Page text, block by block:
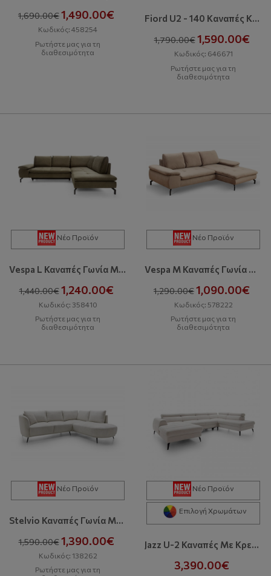
1,690.00€1,490.00€
Κωδικός: 458254
Ρωτήστε μας για τη
διαθεσιμότητα
Fiord U2 - 140 Kαναπές Κρεβάτι Σε Σχήμα Π Με Αποθηκευτικό Χώρο
1,790.00€ 1,590.00€
Κωδικός: 646671
Ρωτήστε μας για τη
διαθεσιμότητα
Νέο Προϊόν
Vespa L Καναπές Γωνία Με Κρεβάτι Και Αποθηκευτικό Χώρο
1,440.00€ 1,240.00€
Κωδικός: 358410
Ρωτήστε μας για τη
διαθεσιμότητα
Νέο Προϊόν
Vespa M Καναπές Γωνία Με Κρεβάτι Και Αποθηκευτικό Χώρο
1,290.00€1,090.00€
Κωδικός: 578222
Ρωτήστε μας για τη
διαθεσιμότητα
Νέο Προϊόν
Stelvio Καναπές Γωνία Με Κρεβάτι Και Αποθηκευτικό Χώρο
1,590.00€ 1,390.00€
Κωδικός: 138262
Ρωτήστε μας για τη
Νέο Προϊόν
Επιλογή Χρωμάτων
Jazz U-2 Καναπές Με Κρεβάτι & Αποθηκευτικό Χώρο
3,390.00€